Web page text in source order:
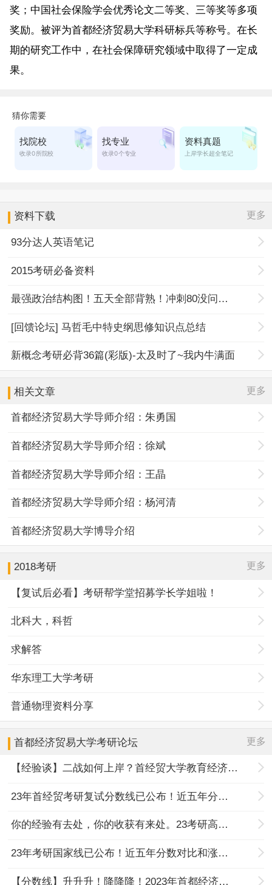
奖；中国社会保险学会优秀论文二等奖、三等奖等多项
奖励。被评为首都经济贸易大学科研标兵等称号。在长
期的研究工作中，在社会保障研究领域中取得了一定成
果。
资料下载 更多
93分达人英语笔记
2015考研必备资料
最强政治结构图！五天全部背熟！冲刺80没问题！
[回馈论坛] 马哲毛中特史纲思修知识点总结
新概念考研必背36篇(彩版)-太及时了~我内牛满面
相关文章 更多
首都经济贸易大学导师介绍：朱勇国
首都经济贸易大学导师介绍：徐斌
首都经济贸易大学导师介绍：王晶
首都经济贸易大学导师介绍：杨河清
首都经济贸易大学博导介绍
2018考研 更多
【复试后必看】考研帮学堂招募学长学姐啦！
北科大，科哲
求解答
华东理工大学考研
普通物理资料分享
首都经济贸易大学考研论坛 更多
【经验谈】二战如何上岸？首经贸大学教育经济与管理专...
23年首经贸考研复试分数线已公布！近五年分数对比和涨幅...
你的经验有去处，你的收获有来处。23考研高分经验征集进...
23年考研国家线已公布！近五年分数对比和涨幅情况分析！
【分数线】升升升！降降降！2023年首都经济贸易大学考研...